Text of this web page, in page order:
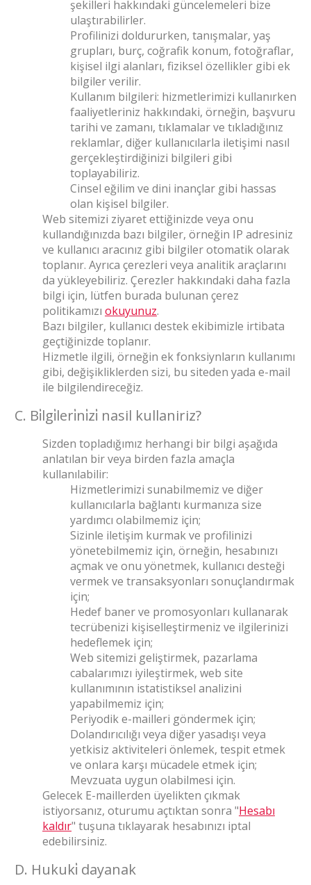
şekilleri hakkındaki güncelemeleri bize
ulaştırabilirler.
Profilinizi doldururken, tanışmalar, yaş
grupları, burç, coğrafik konum, fotoğraflar,
kişisel ilgi alanları, fiziksel özellikler gibi ek
bilgiler verilir.
Kullanım bilgileri: hizmetlerimizi kullanırken
faaliyetleriniz hakkındaki, örneğin, başvuru
tarihi ve zamanı, tıklamalar ve tıkladığınız
reklamlar, diğer kullanıcılarla iletişimi nasıl
gerçekleştirdiğinizi bilgileri gibi
toplayabiliriz.
Cinsel eğilim ve dini inançlar gibi hassas
olan kişisel bilgiler.
Web sitemizi ziyaret ettiğinizde veya onu
kullandığınızda bazı bilgiler, örneğin IP adresiniz
ve kullanıcı aracınız gibi bilgiler otomatik olarak
toplanır. Ayrıca çerezleri veya analitik araçlarını
da yükleyebiliriz. Çerezler hakkındaki daha fazla
bilgi için, lütfen burada bulunan çerez
politikamızı okuyunuz.
Bazı bilgiler, kullanıcı destek ekibimizle irtibata
geçtiğinizde toplanır.
Hizmetle ilgili, örneğin ek fonksiynların kullanımı
gibi, değişikliklerden sizi, bu siteden yada e-mail
ile bilgilendireceğiz.
C. Bi̇lgi̇leri̇ni̇zi̇ nasil kullaniriz?
Sizden topladığımız herhangi bir bilgi aşağıda
anlatılan bir veya birden fazla amaçla
kullanılabilir:
Hizmetlerimizi sunabilmemiz ve diğer
kullanıcılarla bağlantı kurmanıza size
yardımcı olabilmemiz için;
Sizinle iletişim kurmak ve profilinizi
yönetebilmemiz için, örneğin, hesabınızı
açmak ve onu yönetmek, kullanıcı desteği
vermek ve transaksyonları sonuçlandırmak
için;
Hedef baner ve promosyonları kullanarak
tecrübenizi kişiselleştirmeniz ve ilgilerinizi
hedeflemek için;
Web sitemizi geliştirmek, pazarlama
cabalarımızı iyileştirmek, web site
kullanımının istatistiksel analizini
yapabilmemiz için;
Periyodik e-mailleri göndermek için;
Dolandırıcılığı veya diğer yasadışı veya
yetkisiz aktiviteleri önlemek, tespit etmek
ve onlara karşı mücadele etmek için;
Mevzuata uygun olabilmesi için.
Gelecek E-maillerden üyelikten çıkmak
istiyorsanız, oturumu açtıktan sonra "Hesabı
kaldır" tuşuna tıklayarak hesabınızı iptal
edebilirsiniz.
D. Hukuki̇ dayanak